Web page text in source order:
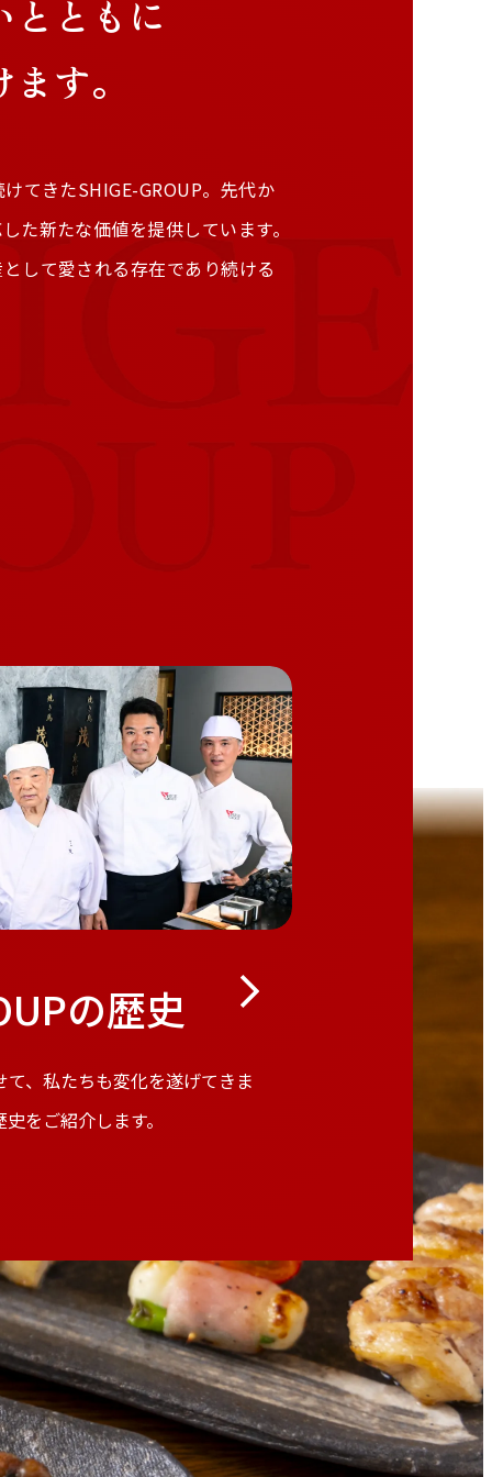
ともに
す。
てきたSHIGE-GROUP。先代か
た新たな価値を提供しています。
して愛される存在であり続ける
の歴史
、私たちも変化を遂げてきま
をご紹介します。